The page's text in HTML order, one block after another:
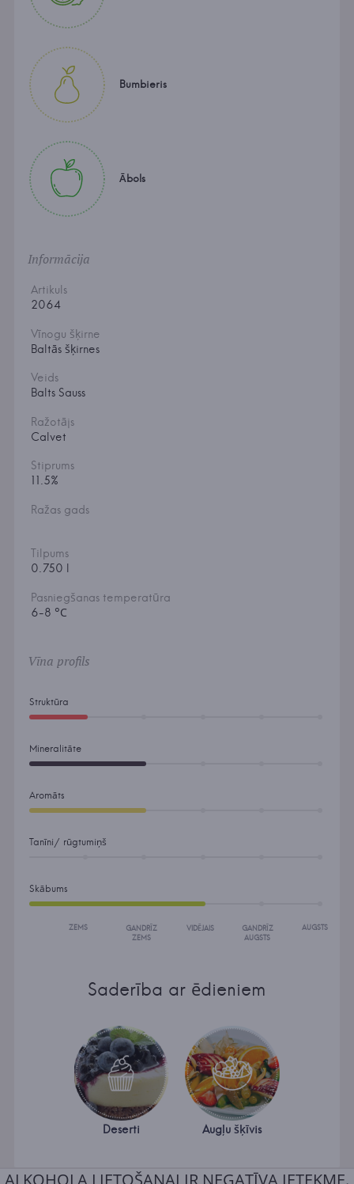
Bumbieris
Ābols
Informācija
Artikuls
2064
Vīnogu šķirne
Baltās šķirnes
Veids
Balts Sauss
Ražotājs
Calvet
Stiprums
11.5%
Ražas gads
Tilpums
0.750 l
Pasniegšanas temperatūra
6-8 °С
Vīna profils
Struktūra
Mineralitāte
Aromāts
Tanīni/ rūgtumiņš
Skābums
ZEMS
GANDRĪZ
ZEMS
VIDĒJAIS
GANDRĪZ
AUGSTS
AUGSTS
Saderība ar ēdieniem
Deserti Augļu šķīvis